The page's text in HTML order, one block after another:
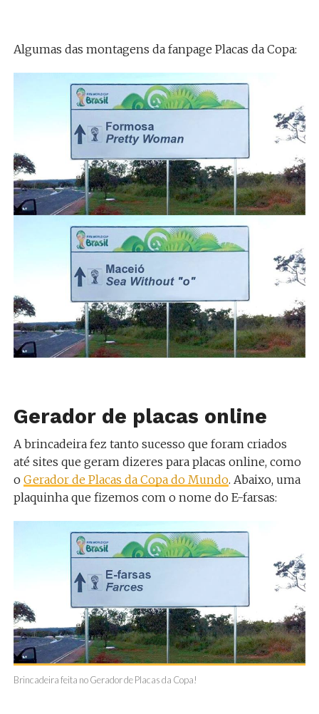
Algumas das montagens da fanpage Placas da Copa:
Gerador de placas online
A brincadeira fez tanto sucesso que foram criados
até sites que geram dizeres para placas online, como
o Gerador de Placas da Copa do Mundo. Abaixo, uma
plaquinha que fizemos com o nome do E-farsas:
Brincadeira feita no Gerador de Placas da Copa!